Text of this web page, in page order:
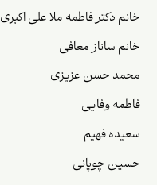
خانم دکتر فاطمه ملا علی اکبری
خانم ساناز معافی
محمد حسن عزیزی
فاطمه وفایی
سعیده فهیم
حسین چوپانی